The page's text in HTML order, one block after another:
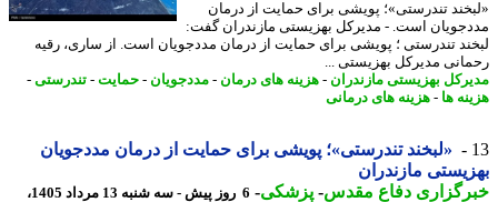
تندرستی»؛ پویشی برای حمایت از درمان
است. - مدیرکل بهزیستی مازندران گفت:
تندرستی ؛ پویشی برای حمایت از درمان مددجویان است. از ساری، رقیه
مدیرکل بهزیستی ...
بهزیستی مازندران- هزینه های درمان -مددجویان-حمایت-تندرستی-
ها- هزینه های درمانی
«لبخند تندرستی»؛ پویشی برای حمایت از درمان مددجویان
مازندران
دفاع مقدس-پزشکی-
6 روز پیش - سه شنبه 13 مرداد 1405،